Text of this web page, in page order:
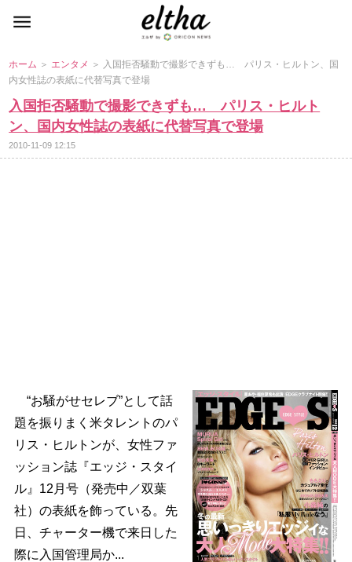
ホーム ＞ エンタメ ＞ 入国拒否騒動で撮影できずも… パリス・ヒルトン、国
内女性誌の表紙に代替写真で登場
入国拒否騒動で撮影できずも… パリス・ヒルト
ン、国内女性誌の表紙に代替写真で登場
2010-11-09 12:15
“お騒がせセレブ”として話
題を振りまく米タレントのパ
リス・ヒルトンが、女性ファ
ッション誌『エッジ・スタイ
ル』12月号（発売中／双葉
社）の表紙を飾っている。先
日、チャーター機で来日した
際に入国管理局か...